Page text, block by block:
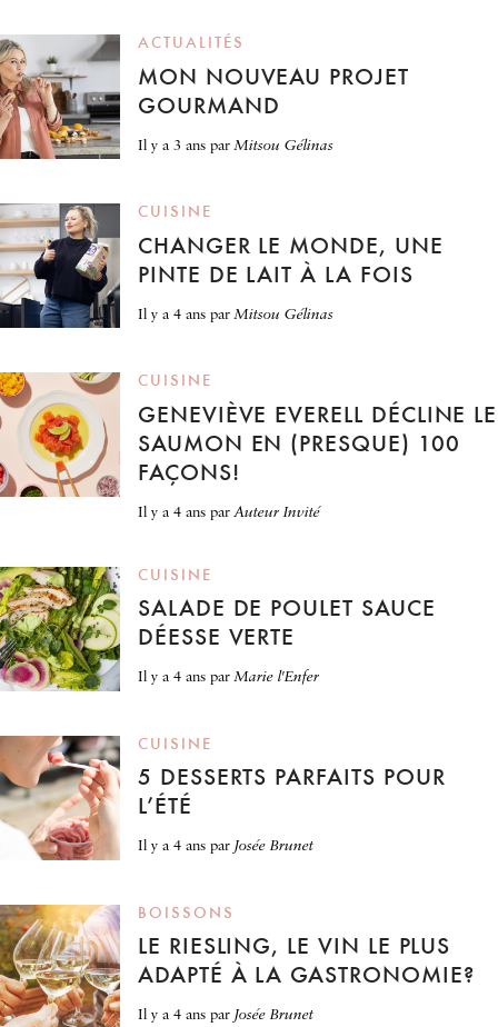
ACTUALITÉS
MON NOUVEAU PROJET
GOURMAND
il y a 3 ans parMitsou Gélinas
CUISINE
CHANGER LE MONDE, UNE
PINTE DE LAIT À LA FOIS
il y a 4 ans parMitsou Gélinas
CUISINE
GENEVIÈVE EVERELL DÉCLINE LE
SAUMON EN (PRESQUE) 100
FAÇONS!
il y a 4 ans parAuteur Invité
CUISINE
SALADE DE POULET SAUCE
DÉESSE VERTE
il y a 4 ans parMarie l'Enfer
CUISINE
5 DESSERTS PARFAITS POUR
L’ÉTÉ
il y a 4 ans par Josée Brunet
BOISSONS
LE RIESLING, LE VIN LE PLUS
ADAPTÉ À LA GASTRONOMIE?
il y a 4 ans par Josée Brunet